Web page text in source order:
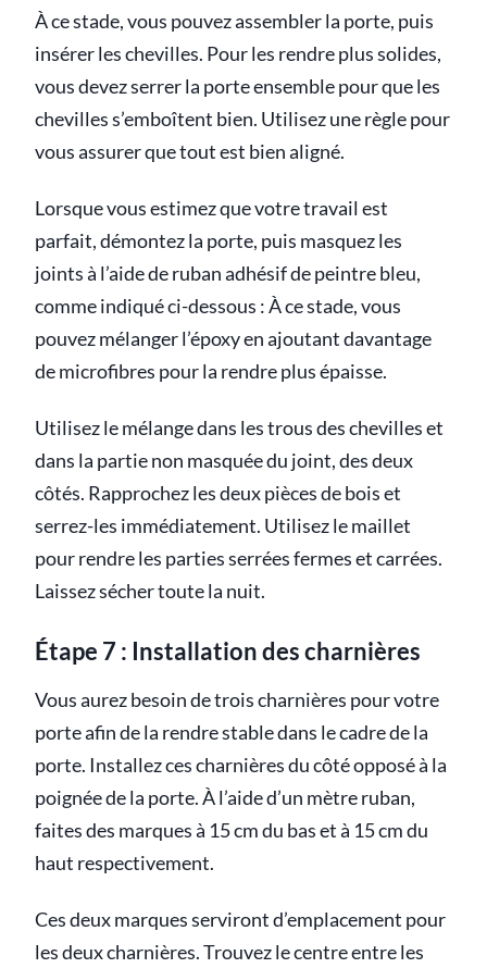
À ce stade, vous pouvez assembler la porte, puis
insérer les chevilles. Pour les rendre plus solides,
vous devez serrer la porte ensemble pour que les
chevilles s’emboîtent bien. Utilisez une règle pour
vous assurer que tout est bien aligné.
Lorsque vous estimez que votre travail est
parfait, démontez la porte, puis masquez les
joints à l’aide de ruban adhésif de peintre bleu,
comme indiqué ci-dessous : À ce stade, vous
pouvez mélanger l’époxy en ajoutant davantage
de microfibres pour la rendre plus épaisse.
Utilisez le mélange dans les trous des chevilles et
dans la partie non masquée du joint, des deux
côtés. Rapprochez les deux pièces de bois et
serrez-les immédiatement. Utilisez le maillet
pour rendre les parties serrées fermes et carrées.
Laissez sécher toute la nuit.
Étape 7 : Installation des charnières
Vous aurez besoin de trois charnières pour votre
porte afin de la rendre stable dans le cadre de la
porte. Installez ces charnières du côté opposé à la
poignée de la porte. À l’aide d’un mètre ruban,
faites des marques à 15 cm du bas et à 15 cm du
haut respectivement.
Ces deux marques serviront d’emplacement pour
les deux charnières. Trouvez le centre entre les